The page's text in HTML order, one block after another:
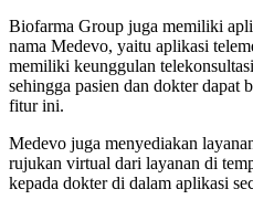
Biofarma Group juga memiliki
nama Medevo, yaitu aplikasi
memiliki keunggulan
sehingga pasien dan dokter dapat
fitur ini.
Medevo juga menyediakan
rujukan virtual dari layanan di
kepada dokter di dalam aplikasi